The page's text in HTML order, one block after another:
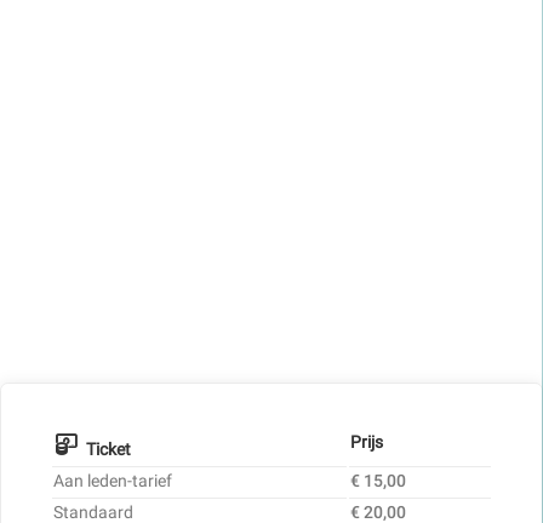
Ticket
Prijs
Aan leden-tarief
€ 15,00
Standaard
€ 20,00